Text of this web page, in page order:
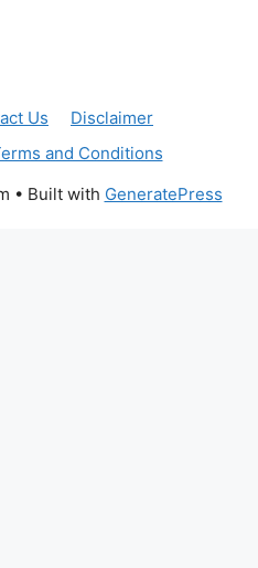
Us
Disclaimer
and Conditions
• Built with GeneratePress